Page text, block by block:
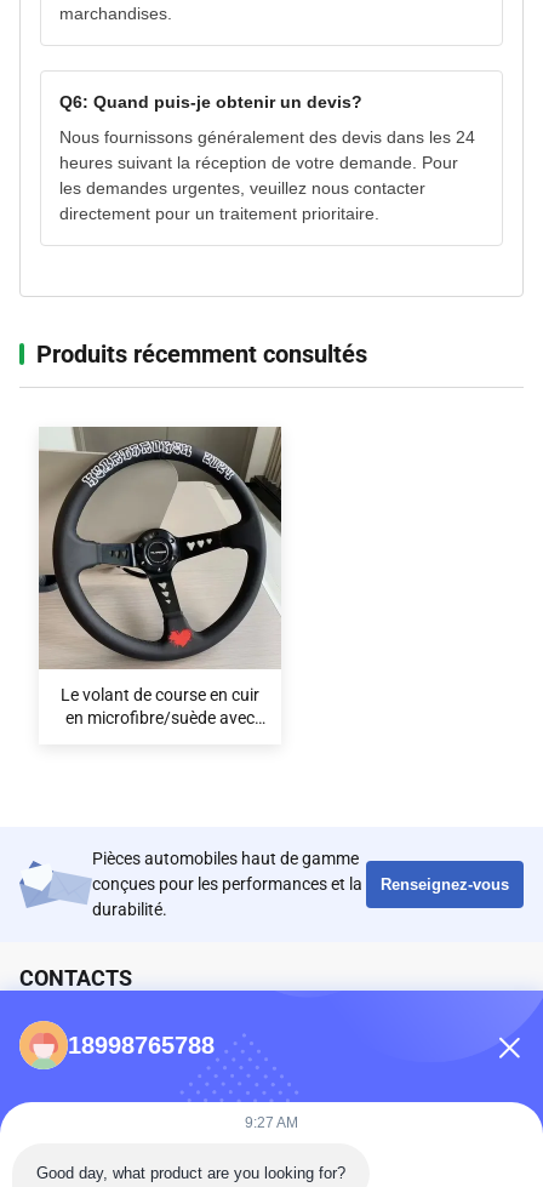
marchandises.
Q6: Quand puis-je obtenir un devis?
Nous fournissons généralement des devis dans les 24
heures suivant la réception de votre demande. Pour
les demandes urgentes, veuillez nous contacter
directement pour un traitement prioritaire.
Produits récemment consultés‌
Le volant de course en cuir
en microfibre/suède avec
Pièces automobiles haut de gamme
conçues pour les performances et la
durabilité.
Renseignez-vous
CONTACTS
86-0731-198823123-11
Puooedr@maoyt.com
18998765788
9:27 AM
Good day, what product are you looking for?